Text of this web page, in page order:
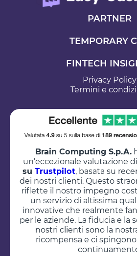
PARTNER
TEMPORARY
FINTECH
Privacy Policy
Termini e
Brain Computing S.p.A.
un'eccezionale valutazione di
su Trustpilot, basata su
dei nostri clienti. Questo
riflette il nostro impegno
un servizio di altissima
innovative che realmente
per le aziende. La fiducia e la
nostri clienti sono la
ricompensa e ci